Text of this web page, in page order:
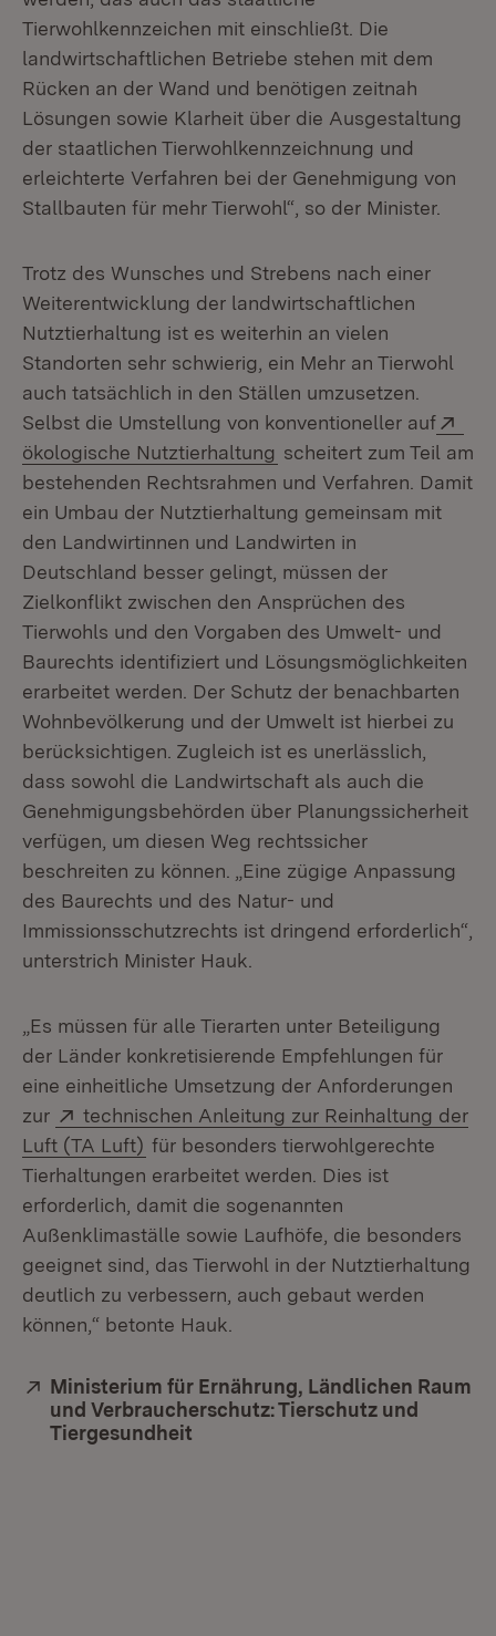
Tierwohlkennzeichen mit einschließt. Die
landwirtschaftlichen Betriebe stehen mit dem
Rücken an der Wand und benötigen zeitnah
Lösungen sowie Klarheit über die Ausgestaltung
der staatlichen Tierwohlkennzeichnung und
erleichterte Verfahren bei der Genehmigung von
Stallbauten für mehr Tierwohl“, so der Minister.
Trotz des Wunsches und Strebens nach einer
Weiterentwicklung der landwirtschaftlichen
Nutztierhaltung ist es weiterhin an vielen
Standorten sehr schwierig, ein Mehr an Tierwohl
auch tatsächlich in den Ställen umzusetzen.
Selbst die Umstellung von konventioneller auf
ökologische Nutztierhaltung (Öffnet in neuem
scheitert zum Teil am
bestehenden Rechtsrahmen und Verfahren. Damit
ein Umbau der Nutztierhaltung gemeinsam mit
den Landwirtinnen und Landwirten in
Deutschland besser gelingt, müssen der
Zielkonflikt zwischen den Ansprüchen des
Tierwohls und den Vorgaben des Umwelt- und
Baurechts identifiziert und Lösungsmöglichkeiten
erarbeitet werden. Der Schutz der benachbarten
Wohnbevölkerung und der Umwelt ist hierbei zu
berücksichtigen. Zugleich ist es unerlässlich,
dass sowohl die Landwirtschaft als auch die
Genehmigungsbehörden über Planungssicherheit
verfügen, um diesen Weg rechtssicher
beschreiten zu können. „Eine zügige Anpassung
des Baurechts und des Natur- und
Immissionsschutzrechts ist dringend erforderlich“,
unterstrich Minister Hauk.
„Es müssen für alle Tierarten unter Beteiligung
der Länder konkretisierende Empfehlungen für
eine einheitliche Umsetzung der Anforderungen
zur
Extern:
technischen Anleitung zur Reinhaltung der
Luft (TA Luft) (Öffnet in neuem Fenster)
für besonders tierwohlgerechte
Tierhaltungen erarbeitet werden. Dies ist
erforderlich, damit die sogenannten
Außenklimaställe sowie Laufhöfe, die besonders
geeignet sind, das Tierwohl in der Nutztierhaltung
deutlich zu verbessern, auch gebaut werden
können,“ betonte Hauk.
Extern:
Ministerium für Ernährung, Ländlichen Raum
und Verbraucherschutz: Tierschutz und
Tiergesundheit